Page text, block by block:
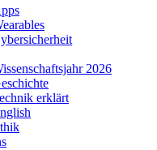
2026
erklärt